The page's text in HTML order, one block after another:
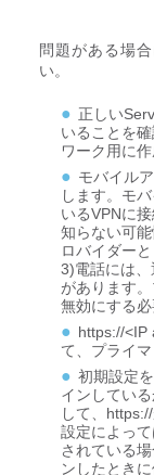
問題がある場
い。
正しい
いることを
ワーク用に作
モバイル
します。モ
いるVPNに
知らない可
ロバイダー
3)電話には
があります
無効にする必
https://<IP
て、プライマ
初期設定
インしてい
して、 https://
設定によっ
されている
ンしたとき